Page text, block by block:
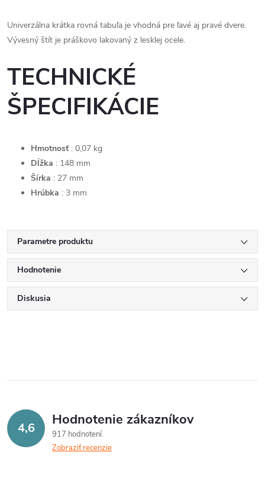
Univerzálna krátka rovná tabuľa je vhodná pre ľavé aj pravé dvere.
Vývesný štít je práškovo lakovaný z lesklej ocele.
TECHNICKÉ
ŠPECIFIKÁCIE
Hmotnosť : 0,07 kg
Dĺžka : 148 mm
Šírka : 27 mm
Hrúbka : 3 mm
Parametre produktu
Hodnotenie
Diskusia
4,6 Hodnotenie zákazníkov
917 hodnotení
Zobraziť recenzie